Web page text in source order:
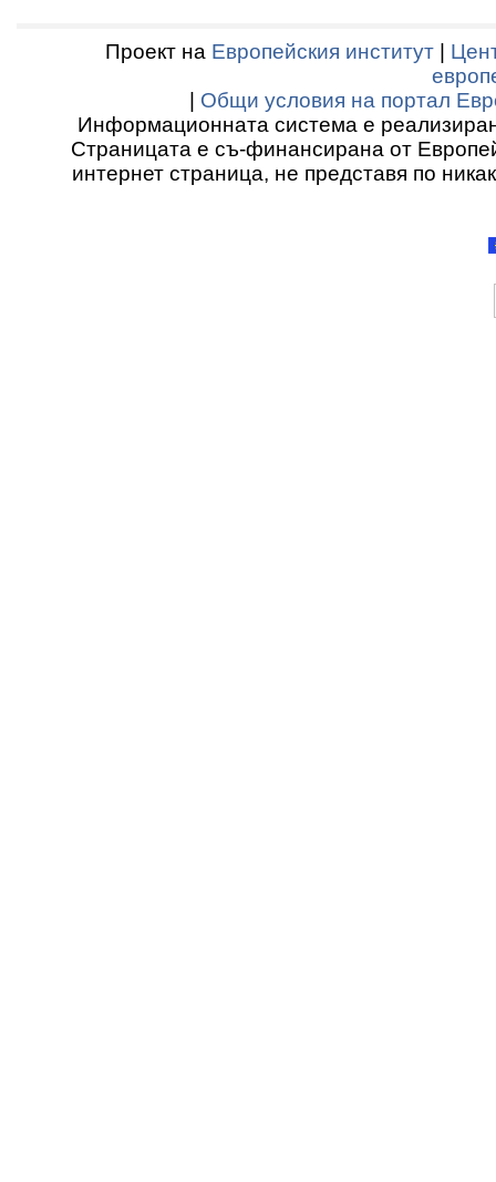
Проект на Европейския институт
Общи условия на портал
Информационната система е
Страницата е съ-финансирана от
интернет страница, не представя по